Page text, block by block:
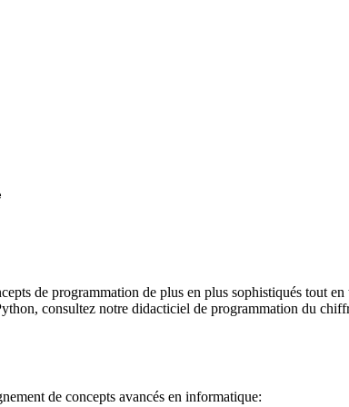
de programmation de plus en plus sophistiqués tout
consultez notre didacticiel de programmation du
de concepts avancés en informatique: